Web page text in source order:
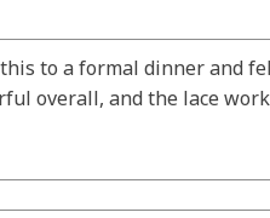
to a formal dinner and
overall, and the lace